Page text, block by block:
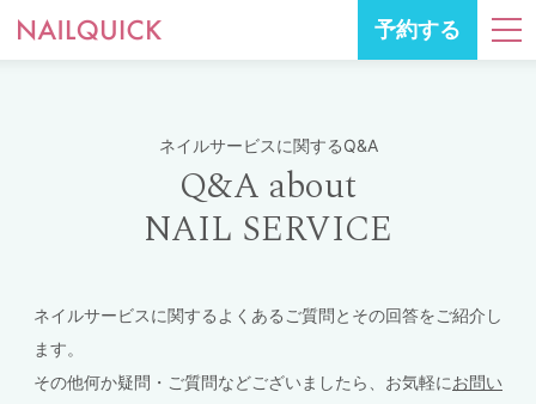
予約する
ネイルサービスに関するQ&A
Q&A about
NAIL SERVICE
ネイルサービスに関するよくあるご質問とその回答をご紹介し
ます。
その他何か疑問・ご質問などございましたら、お気軽にお問い